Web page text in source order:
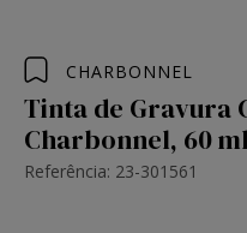
CHARBONNEL
Tinta de Gravura
Charbonnel, 60
Referência: 23-301561